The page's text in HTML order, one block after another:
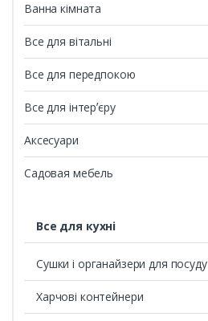
Ванна кімната
Все для вітальні
Все для передпокою
Все для інтерʼєру
Аксесуари
Садовая мебель
Все для кухні
Сушки і органайзери для посуду
Харчові контейнери